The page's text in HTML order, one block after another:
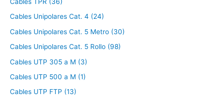
Cables Unipolares Cat. 4 (24)
Cables Unipolares Cat. 5 Metro (30)
Cables Unipolares Cat. 5 Rollo (98)
Cables UTP 305 a M (3)
Cables UTP 500 a M (1)
Cables UTP FTP (13)